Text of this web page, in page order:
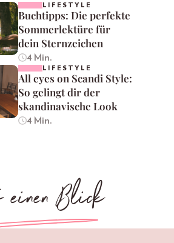
LIFESTYLE
Buchtipps: Die perfekte
Sommerlektüre für
dein Sternzeichen
4 Min.
LIFESTYLE
All eyes on Scandi Style:
So gelingt dir der
skandinavische Look
4 Min.
Blick